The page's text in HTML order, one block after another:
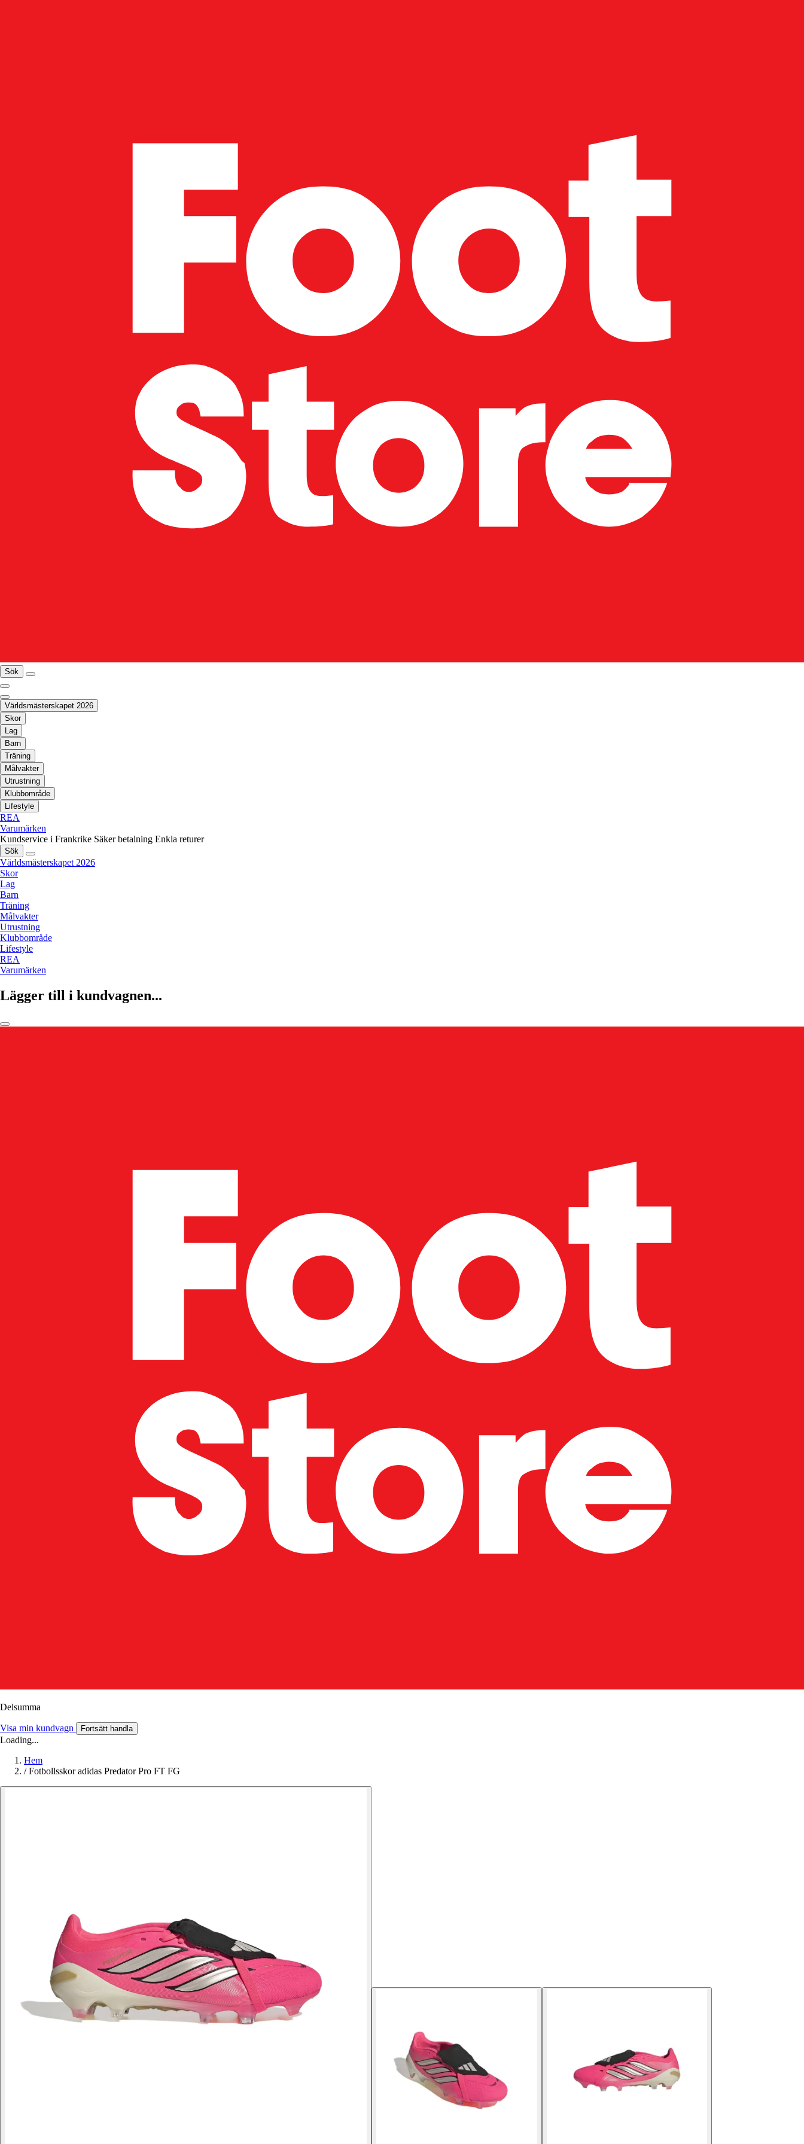
Sök
Världsmästerskapet 2026
Skor
Lag
Barn
Träning
Målvakter
Utrustning
Klubbområde
Lifestyle
REA
Varumärken
Kundservice i Frankrike Säker betalning Enkla returer
Sök
Världsmästerskapet 2026
Skor
Lag
Barn
Träning
Målvakter
Utrustning
Klubbområde
Lifestyle
REA
Varumärken
Lägger till i kundvagnen...
Delsumma
Visa min kundvagn Fortsätt handla
Loading...
Hem
/ Fotbollsskor adidas Predator Pro FT FG